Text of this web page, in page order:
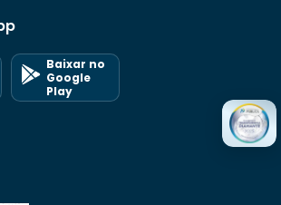
Baixar no
Google
Play